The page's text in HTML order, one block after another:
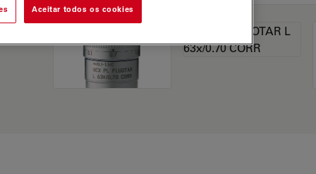
Aceitar todos os cookies